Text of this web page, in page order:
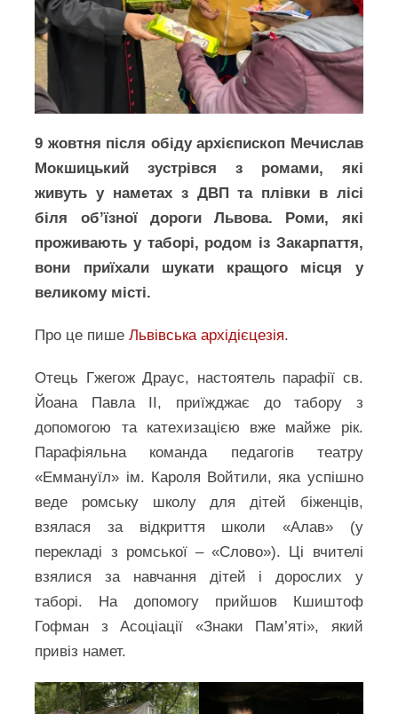
9 жовтня після обіду архієпископ Мечислав
Мокшицький зустрівся з ромами, які
живуть у наметах з ДВП та плівки в лісі
біля об’їзної дороги Львова. Роми, які
проживають у таборі, родом із Закарпаття,
вони приїхали шукати кращого місця у
великому місті.
Про це пишеЛьвівська архідієцезія.
Отець Гжегож Драус, настоятель парафії св.
Йоана Павла ІІ, приїжджає до табору з
допомогою та катехизацією вже майже рік.
Парафіяльна команда педагогів театру
«Еммануїл» ім. Кароля Войтили, яка успішно
веде ромську школу для дітей біженців,
взялася за відкриття школи «Алав» (у
перекладі з ромської – «Слово»). Ці вчителі
взялися за навчання дітей і дорослих у
таборі. На допомогу прийшов Кшиштоф
Гофман з Асоціації «Знаки Пам’яті», який
привіз намет.